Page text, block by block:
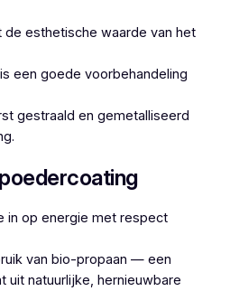
de esthetische waarde van het
een goede voorbehandeling
gestraald en gemetalliseerd
in op energie met respect
van bio-propaan — een
uit natuurlijke, hernieuwbare